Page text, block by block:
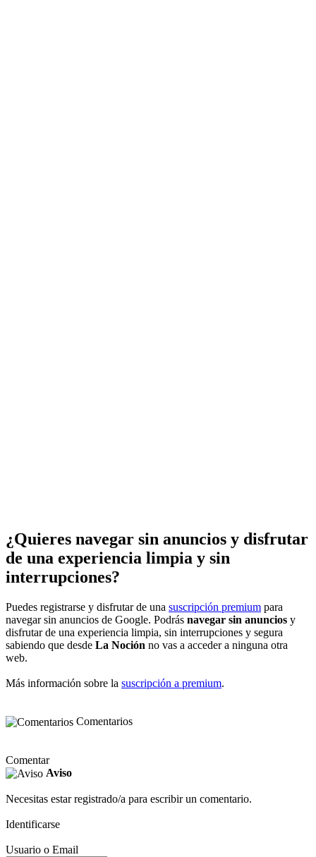
¿Quieres navegar sin anuncios y disfrutar
de una experiencia limpia y sin
interrupciones?
Puedes registrarse y disfrutar de una suscripción premium para
navegar sin anuncios de Google. Podrás navegar sin anuncios y
disfrutar de una experiencia limpia, sin interrupciones y segura
sabiendo que desde La Noción no vas a acceder a ninguna otra
web.
Más información sobre la suscripción a premium.
Comentarios
Comentar
Aviso
Necesitas estar registrado/a para escribir un comentario.
Identificarse
Usuario o Email